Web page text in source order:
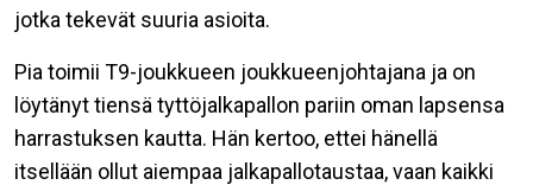
jotka tekevät suuria asioita.
Pia toimii T9-joukkueen joukkueenjohtajana ja on
löytänyt tiensä tyttöjalkapallon pariin oman lapsensa
harrastuksen kautta. Hän kertoo, ettei hänellä
itsellään ollut aiempaa jalkapallotaustaa, vaan kaikki